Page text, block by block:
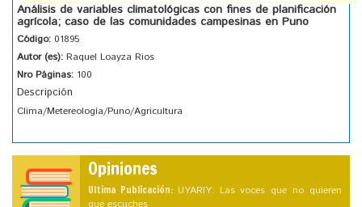
Análisis de variables climatológicas con fines de planificación
agrícola; caso de las comunidades campesinas en Puno
Código: 01895
Autor (es): Raquel Loayza Rios
Nro Páginas: 100
Descripción
Clima/Metereología/Puno/Agricultura
Opiniones
Ultima Publicación: UYARIY: Las voces que no quieren
que escuches